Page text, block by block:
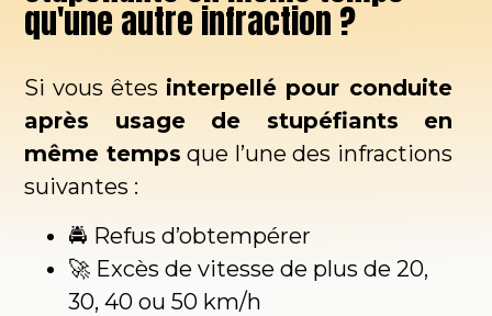
qu'une autre infraction ?
Si vous êtes interpellé pour conduite
après usage de stupéfiants
en
même temps que l’une des infractions
suivantes :
🚔 Refus d’obtempérer
🚀 Excès de vitesse de plus de 20,
30, 40 ou 50 km/h